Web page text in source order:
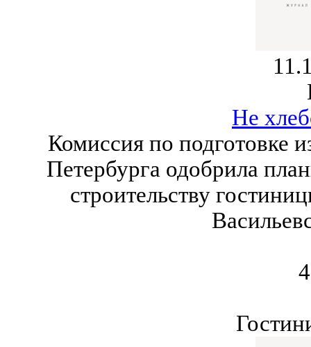
Не
Комиссия по подготовке
Петербурга одобрила
строительству